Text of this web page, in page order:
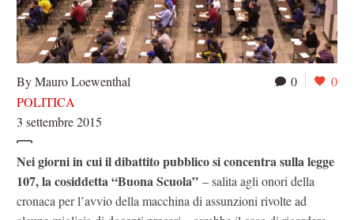
0 0
By Mauro Loewenthal
POLITICA
3 settembre 2015
Nei giorni in cui il dibattito pubblico si concentra sulla legge
107, la cosiddetta “Buona Scuola” – salita agli onori della
cronaca per l’avvio della macchina di assunzioni rivolte ad